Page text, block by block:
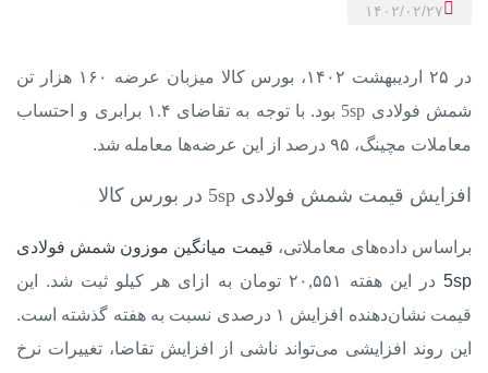
۱۴۰۲/۰۲/۲۷
در ۲۵ اردیبهشت ۱۴۰۲ ، بورس کالا میزبان عرضه
۱۶۰ هزار تن
شمش فولادی 5sp
بود. با توجه به تقاضای ۱.۴ برابری
و احتساب
معاملات مچینگ، ۹۵ درصد از این عرضه‌ها معامله شد.
افزایش قیمت شمش فولادی 5sp در بورس کالا
براساس داده‌های معاملاتی، قیمت میانگین موزون شمش فولادی
5spدر این هفته ۲۰,۵۵۱ تومان به ازای هر کیلو
ثبت شد. این
قیمت نشان‌دهنده افزایش ۱ درصدی
نسبت به هفته گذشته است.
این روند افزایشی می‌تواند ناشی از افزایش تقاضا، تغییرات نرخ